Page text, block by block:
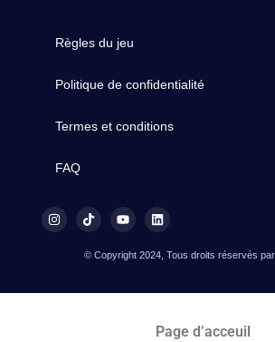
Règles du jeu
Politique de confidentialité
Termes et conditions
FAQ
© Copyright 2024, Tous droits réservés
Page d’acceuil